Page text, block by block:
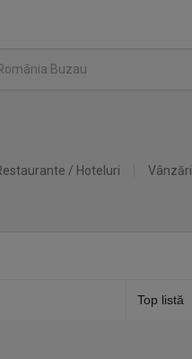
Buzau
/ Hoteluri Vânzări